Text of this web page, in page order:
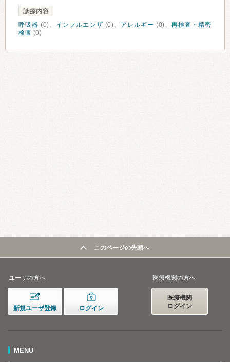
診療内容
呼吸器 (0)、 インフルエンザ (0)、 アレルギー (0)、再検査・精密
検査 (0)
このページの先頭へ
ユーザの方へ
新規ユーザ登録 ログイン
医療機関の方へ
医療機関
ログイン
MENU